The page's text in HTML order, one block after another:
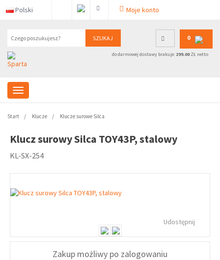
Polski Moje konto
SZUKAJ 0
do darmowej dostawy brakuje: 299.00ZŁ netto
Start Klucze Klucze surowe Silca
Klucz surowy Silca TOY43P, stalowy
KL-SX-254
Udostępnij
Zakup możliwy po zalogowaniu